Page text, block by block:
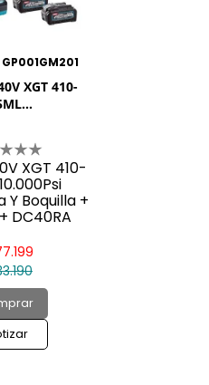
GP001GM201
XGT 410-
XGT 410-
Boquilla +
DC40RA